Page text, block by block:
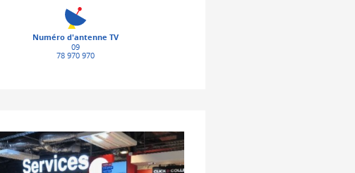
Numéro d'antenne TV
09
78 970 970